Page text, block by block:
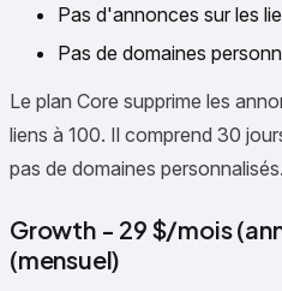
Pas d'annonces sur les
Pas de domaines
Le plan Core supprime les
liens à 100. Il comprend 30
pas de domaines personnalisés.
Growth - 29 $/mois
(mensuel)